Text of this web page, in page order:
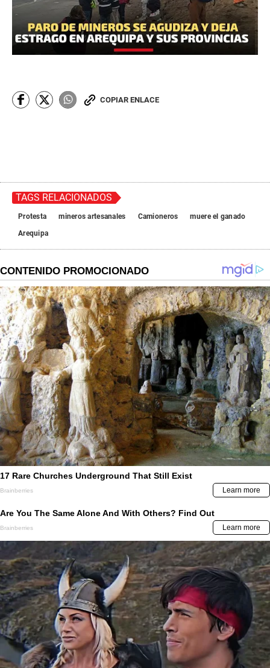
COPIAR ENLACE
TAGS RELACIONADOS
Protesta mineros artesanales Camioneros
muere el ganado
Arequipa